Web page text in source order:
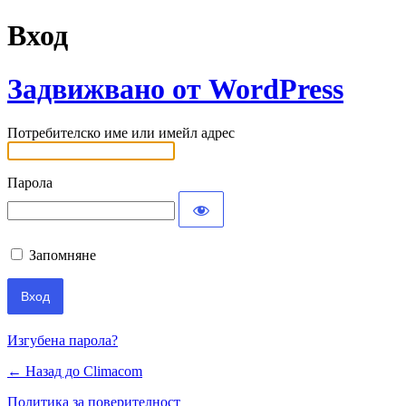
Вход
Задвижвано от WordPress
Потребителско име или имейл адрес
Парола
Запомняне
Изгубена парола?
← Назад до Climacom
Политика за поверителност